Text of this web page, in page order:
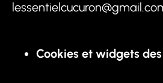
Cookies et widgets